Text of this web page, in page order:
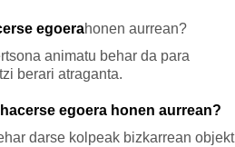
egoerahonen aurrean?
animatu behar da para
berari atraganta.
egoera honen aurrean?
darse kolpeak bizkarrean